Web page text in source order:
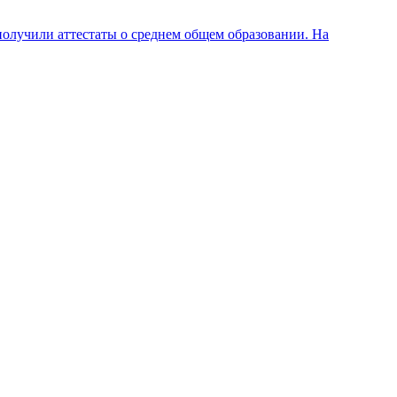
аттестаты о среднем общем образовании. На